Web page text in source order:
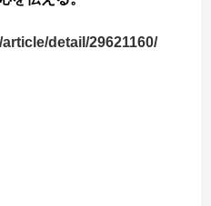
detail/29621160/